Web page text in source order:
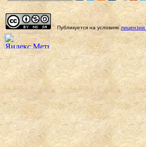
Публикуется на условиях лицензии